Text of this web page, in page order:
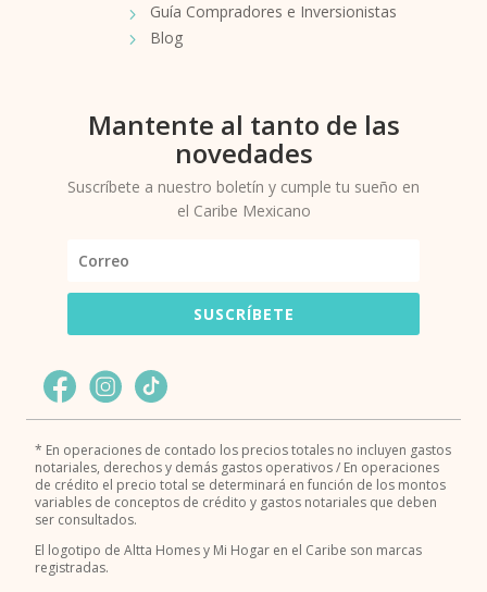
Guía Compradores e Inversionistas
Blog
Mantente al tanto de las
novedades
Suscríbete a nuestro boletín y cumple tu sueño en
el Caribe Mexicano
SUSCRÍBETE
* En operaciones de contado los precios totales no incluyen gastos
notariales, derechos y demás gastos operativos / En operaciones
de crédito el precio total se determinará en función de los montos
variables de conceptos de crédito y gastos notariales que deben
ser consultados.
El logotipo de Altta Homes y Mi Hogar en el Caribe son marcas
registradas.